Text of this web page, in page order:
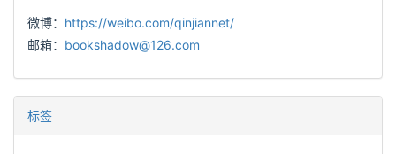
微博： https://weibo.com/qinjiannet/
邮箱： bookshadow@126.com
标签